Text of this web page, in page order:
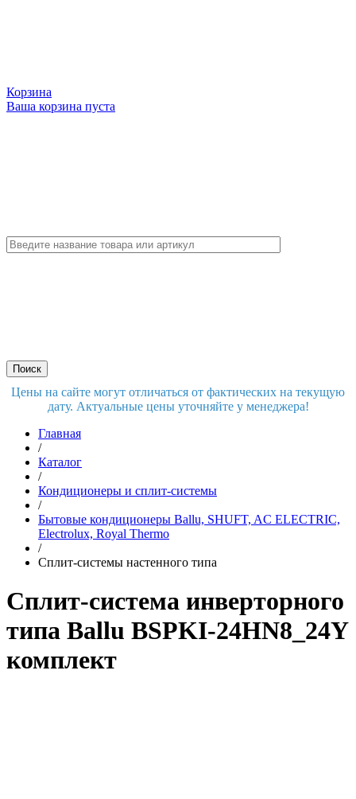
Корзина
Ваша корзина пуста
Цены на сайте могут отличаться от фактических на текущую
дату. Актуальные цены уточняйте у менеджера!
Главная
/
Каталог
/
Кондиционеры и сплит-системы
/
Бытовые кондиционеры Ballu, SHUFT, AC ELECTRIC,
Electrolux, Royal Thermo
/
Сплит-системы настенного типа
Сплит-система инверторного
типа Ballu BSPKI-24HN8_24Y
комплект